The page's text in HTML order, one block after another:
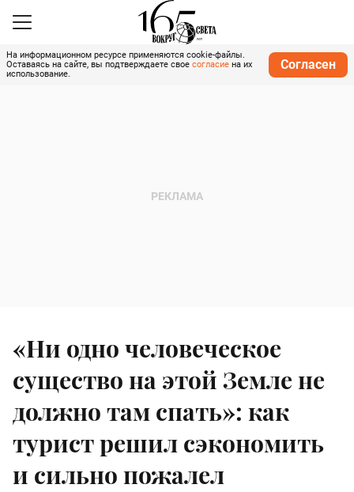
На информационном ресурсе применяются cookie-файлы.
Оставаясь на сайте, вы подтверждаете свое согласие на их
использование.
Согласен
«Ни одно человеческое
существо на этой Земле не
должно там спать»: как
турист решил сэкономить
и сильно пожалел